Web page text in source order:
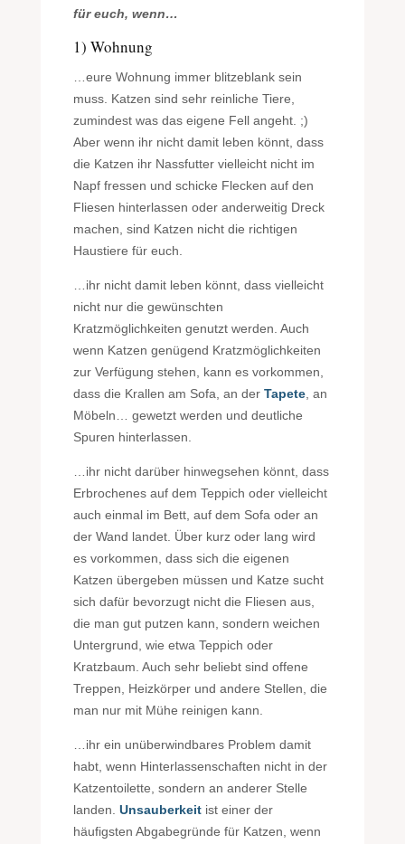
für euch, wenn…
1) Wohnung
…eure Wohnung immer blitzeblank sein
muss. Katzen sind sehr reinliche Tiere,
zumindest was das eigene Fell angeht. ;)
Aber wenn ihr nicht damit leben könnt, dass
die Katzen ihr Nassfutter vielleicht nicht im
Napf fressen und schicke Flecken auf den
Fliesen hinterlassen oder anderweitig Dreck
machen, sind Katzen nicht die richtigen
Haustiere für euch.
…ihr nicht damit leben könnt, dass vielleicht
nicht nur die gewünschten
Kratzmöglichkeiten genutzt werden. Auch
wenn Katzen genügend Kratzmöglichkeiten
zur Verfügung stehen, kann es vorkommen,
dass die Krallen am Sofa, an der Tapete, an
Möbeln… gewetzt werden und deutliche
Spuren hinterlassen.
…ihr nicht darüber hinwegsehen könnt, dass
Erbrochenes auf dem Teppich oder vielleicht
auch einmal im Bett, auf dem Sofa oder an
der Wand landet. Über kurz oder lang wird
es vorkommen, dass sich die eigenen
Katzen übergeben müssen und Katze sucht
sich dafür bevorzugt nicht die Fliesen aus,
die man gut putzen kann, sondern weichen
Untergrund, wie etwa Teppich oder
Kratzbaum. Auch sehr beliebt sind offene
Treppen, Heizkörper und andere Stellen, die
man nur mit Mühe reinigen kann.
…ihr ein unüberwindbares Problem damit
habt, wenn Hinterlassenschaften nicht in der
Katzentoilette, sondern an anderer Stelle
landen. Unsauberkeitist einer der
häufigsten Abgabegründe für Katzen, wenn